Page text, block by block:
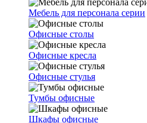
Мебель для персонала серии
Офисные столы
Офисные кресла
Офисные стулья
Тумбы офисные
Шкафы офисные